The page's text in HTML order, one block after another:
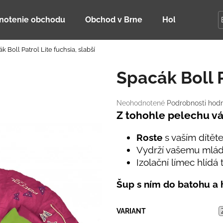
obchodu Obchod v Brne Holky
Boll Patrol Lite fuchsia, slabší
Priemerné
hodnotenie
produktu
Neohodnotené Podrobnosti
Spacák Boll
Z tohohle pelechu
Roste s vaším
Vydrží vašemu
Izolační límec
Šup s ním do batohu a
VARIANT
Čo potrebujete nájsť?
LETNÁ ČIAPKA S UV 30
BAMBUSOVÉ